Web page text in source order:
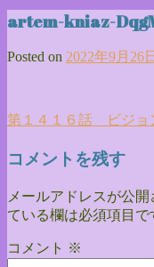
artem-kniaz-
Posted on 2022年9月26日
投
稿
ビ
ゲ
第１４１６話 ビジョ
コメントを残す
メールアドレスが公開
ている欄は必須項目で
コメント ※